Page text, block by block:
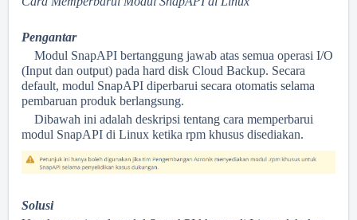
Pengantar
Modul SnapAPI bertanggung jawab atas semua operasi I/O
(Input dan output) pada hard disk Cloud Backup. Secara
default, modul SnapAPI diperbarui secara otomatis selama
pembaruan produk berlangsung.
Dibawah ini adalah deskripsi tentang cara memperbarui
modul SnapAPI di Linux ketika rpm khusus disediakan.
Solusi